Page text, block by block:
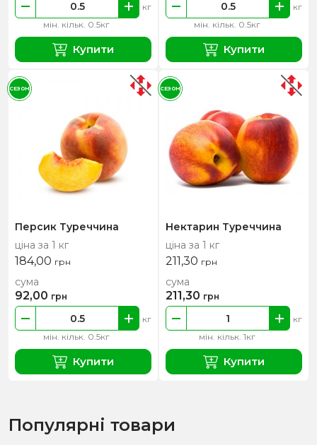
мін. кільк. 0.5кг
кг
Купити
мін. кільк. 0.5кг
кг
Купити
Персик Туреччина
ціна за 1 кг
184,00 грн
мін. кільк. 0.5кг
кг
сума
92,00 грн
Купити
СЕЗОН
Нектарин Туреччина
ціна за 1 кг
211,30 грн
мін. кільк. 1кг
кг
сума
211,30 грн
Купити
СЕЗОН
Популярні товари